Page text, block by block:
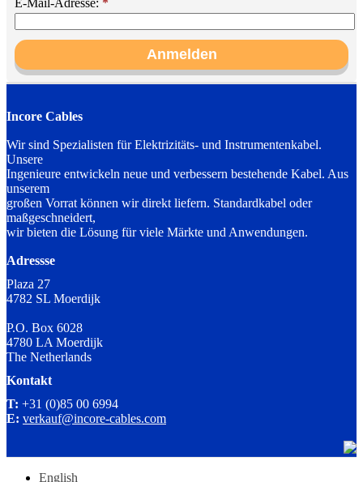
E-Mail-Adresse: *
Incore Cables
Wir sind Spezialisten für Elektrizitäts- und Instrumentenkabel.
Unsere
Ingenieure entwickeln neue und verbessern bestehende Kabel. Aus
unserem
großen Vorrat können wir direkt liefern. Standardkabel oder
maßgeschneidert,
wir bieten die Lösung für viele Märkte und Anwendungen.
Adressse
Plaza 27
4782 SL Moerdijk
P.O. Box 6028
4780 LA Moerdijk
The Netherlands
Kontakt
T: +31 (0)85 00 6994
E: verkauf@incore-cables.com
English